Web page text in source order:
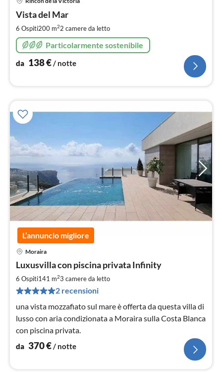
Vista del Mar
6 Ospiti200 m22 camere da letto
Particolarmente sostenibile
da 138€/ notte
L’annuncio migliore
Moraira
Luxusvilla con piscina privata Infinity
6 Ospiti141 m23 camere da letto
2 recensioni
una vista mozzafiato sul mare è offerta da questa villa di
lusso con aria condizionata a Moraira sulla Costa Blanca
con piscina privata.
da 370€/ notte